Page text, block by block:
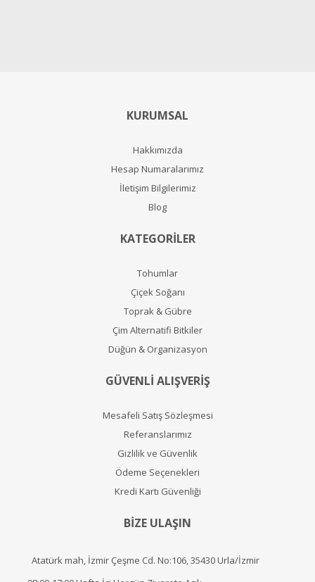
KURUMSAL
Hakkımızda
Hesap Numaralarımız
İletişim Bilgilerimiz
Blog
KATEGORİLER
Tohumlar
Çiçek Soğanı
Toprak & Gübre
Çim Alternatifi Bitkiler
Düğün & Organizasyon
GÜVENLİ ALIŞVERİŞ
Mesafeli Satış Sözleşmesi
Referanslarımız
Gizlilik ve Güvenlik
Ödeme Seçenekleri
Kredi Kartı Güvenliği
BİZE ULAŞIN
Atatürk mah, İzmir Çeşme Cd. No:106, 35430 Urla/İzmir